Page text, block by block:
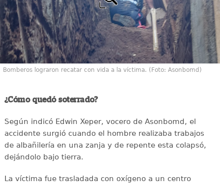
Bomberos lograron recatar con vida a la víctima. (Foto: Asonbomd)
¿Cómo quedó soterrado?
Según indicó Edwin Xeper, vocero de Asonbomd, el
accidente surgió cuando el hombre realizaba trabajos
de albañilería en una zanja y de repente esta colapsó,
dejándolo bajo tierra.
La víctima fue trasladada con oxígeno a un centro